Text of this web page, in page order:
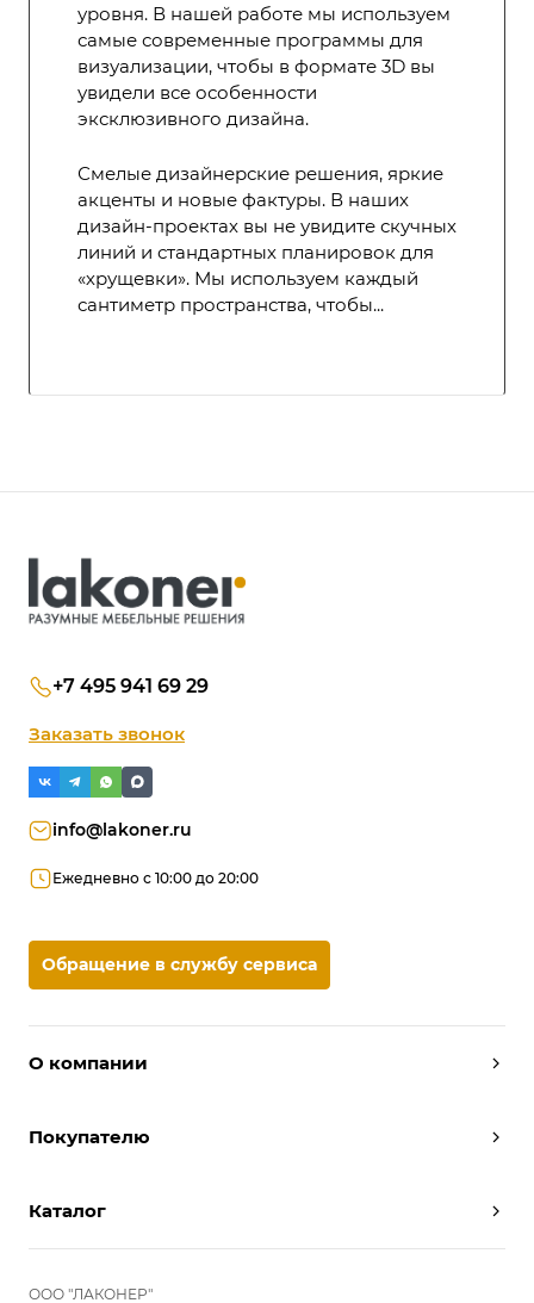
уровня. В нашей работе мы используем
самые современные программы для
визуализации, чтобы в формате 3D вы
увидели все особенности
эксклюзивного дизайна.
Смелые дизайнерские решения, яркие
акценты и новые фактуры. В наших
дизайн-проектах вы не увидите скучных
линий и стандартных планировок для
«хрущевки». Мы используем каждый
сантиметр пространства, чтобы...
О компании
Условия работы
Отзывы
Покупателю
Вызвать дизайнера
Реализованные проекты
Каталог
Шкафы
Прихожие
ООО "ЛАКОНЕР"
+7 495 941 69 29
Заказать звонок
info@lakoner.ru
Ежедневно с 10:00 до 20:00
Обращение в службу сервиса